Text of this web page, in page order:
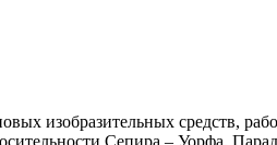
изобразительных средств,
Сепира – Уорфа.